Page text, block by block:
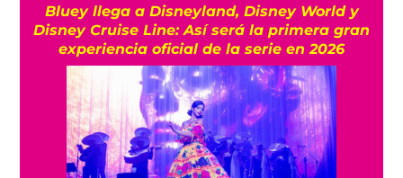
Bluey llega a Disneyland, Disney World y
Disney Cruise Line: Así será la primera gran
experiencia oficial de la serie en 2026